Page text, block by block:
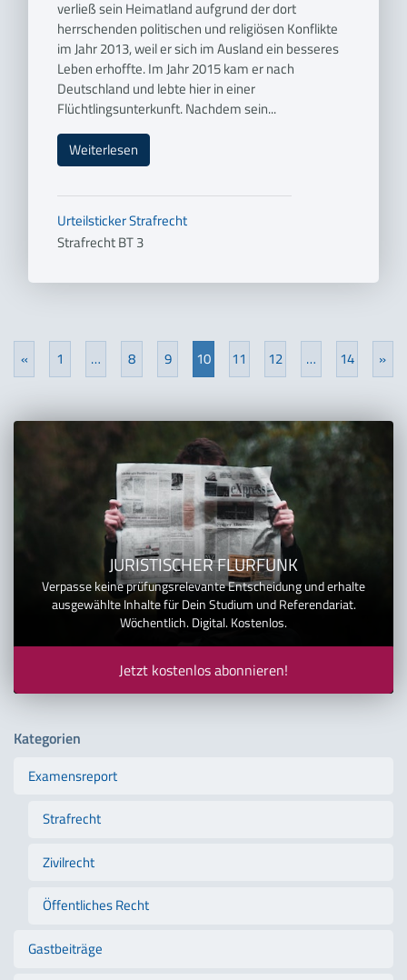
verließ sein Heimatland aufgrund der dort
herrschenden politischen und religiösen Konflikte
im Jahr 2013, weil er sich im Ausland ein besseres
Leben erhoffte. Im Jahr 2015 kam er nach
Deutschland und lebte hier in einer
Flüchtlingsunterkunft. Nachdem sein...
Weiterlesen
UrteilstickerStrafrecht
Strafrecht BT 3
«
Previous
1 … 8 9 10 11 12 … 14 »
JURISTISCHER FLURFUNK
Verpasse keine prüfungsrelevante Entscheidung und erhalte
ausgewählte Inhalte für Dein Studium und Referendariat.
Wöchentlich. Digital. Kostenlos.
Jetzt kostenlos abonnieren!
Kategorien
Examensreport
Strafrecht
Zivilrecht
Öffentliches Recht
Gastbeiträge